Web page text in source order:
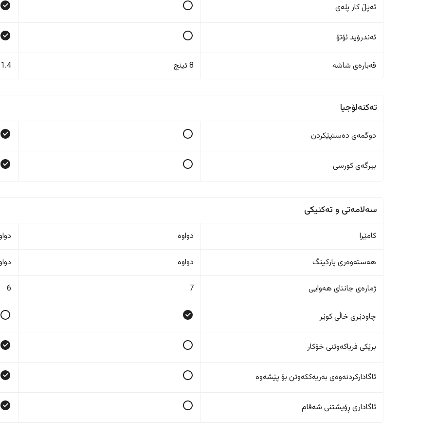
ئەپڵ کار پلەی
ئەندرۆید ئۆتۆ
قەبارەی شاشە 8 ئینج 11.4
تەکنەلۆجیا
دوگمەی دەستپێکردن
بیرگەی کورسی
سەلامەتی و تەکنیکی
کامێرا دواوە
هەستەوەری پارکینگ دواوە
ژمارەی جانتای هەوایی 7
6
چاودێری خاڵی کوێر
برێکی فریاکەوتنی خۆکار
ئاگادارکردنەوەی بەریەککەوتن بۆ پێشەوە
ئاگاداری ڕۆیشتنی شەقام